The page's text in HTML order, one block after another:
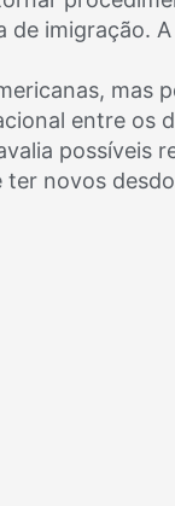
imigração.
mas
entre os
possíveis
ter novos